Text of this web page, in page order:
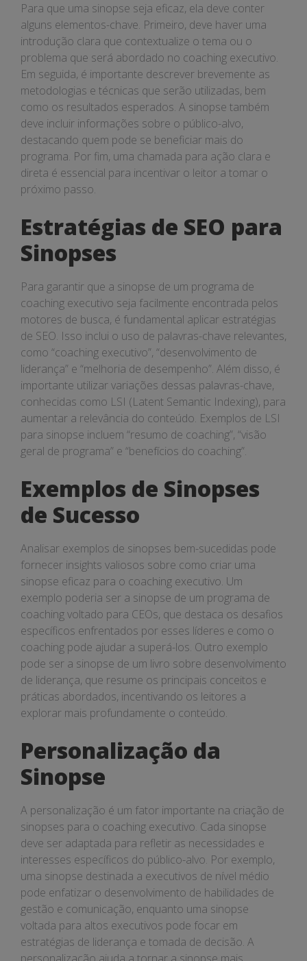
Para que uma sinopse seja eficaz, ela deve conter
alguns elementos-chave. Primeiro, deve haver uma
introdução clara que contextualize o tema ou o
problema que será abordado no coaching executivo.
Em seguida, é importante descrever brevemente as
metodologias e técnicas que serão utilizadas, bem
como os resultados esperados. A sinopse também
deve incluir informações sobre o público-alvo,
destacando quem pode se beneficiar mais do
programa. Por fim, uma chamada para ação clara e
direta é essencial para incentivar o leitor a tomar o
próximo passo.
Estratégias de SEO para
Sinopses
Para garantir que a sinopse de um programa de
coaching executivo seja facilmente encontrada pelos
motores de busca, é fundamental aplicar estratégias
de SEO. Isso inclui o uso de palavras-chave relevantes,
como “coaching executivo”, “desenvolvimento de
liderança” e “melhoria de desempenho”. Além disso, é
importante utilizar variações dessas palavras-chave,
conhecidas como LSI (Latent Semantic Indexing), para
aumentar a relevância do conteúdo. Exemplos de LSI
para sinopse incluem “resumo de coaching”, “visão
geral de programa” e “benefícios do coaching”.
Exemplos de Sinopses
de Sucesso
Analisar exemplos de sinopses bem-sucedidas pode
fornecer insights valiosos sobre como criar uma
sinopse eficaz para o coaching executivo. Um
exemplo poderia ser a sinopse de um programa de
coaching voltado para CEOs, que destaca os desafios
específicos enfrentados por esses líderes e como o
coaching pode ajudar a superá-los. Outro exemplo
pode ser a sinopse de um livro sobre desenvolvimento
de liderança, que resume os principais conceitos e
práticas abordados, incentivando os leitores a
explorar mais profundamente o conteúdo.
Personalização da
Sinopse
A personalização é um fator importante na criação de
sinopses para o coaching executivo. Cada sinopse
deve ser adaptada para refletir as necessidades e
interesses específicos do público-alvo. Por exemplo,
uma sinopse destinada a executivos de nível médio
pode enfatizar o desenvolvimento de habilidades de
gestão e comunicação, enquanto uma sinopse
voltada para altos executivos pode focar em
estratégias de liderança e tomada de decisão. A